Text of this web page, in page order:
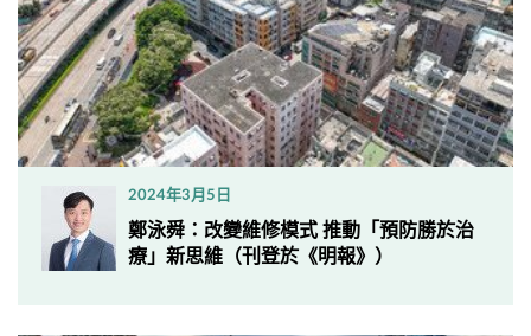
2024年3月5日
鄭泳舜：改變維修模式 推動「預防勝於治
療」新思維（刊登於《明報》）